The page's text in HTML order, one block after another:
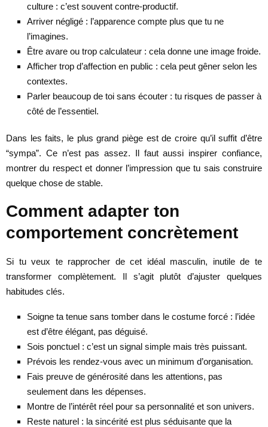
culture : c’est souvent contre-productif.
Arriver négligé : l’apparence compte plus que tu ne
l’imagines.
Être avare ou trop calculateur : cela donne une image froide.
Afficher trop d’affection en public : cela peut gêner selon les
contextes.
Parler beaucoup de toi sans écouter : tu risques de passer à
côté de l’essentiel.
Dans les faits, le plus grand piège est de croire qu’il suffit d’être
“sympa”. Ce n’est pas assez. Il faut aussi inspirer confiance,
montrer du respect et donner l’impression que tu sais construire
quelque chose de stable.
Comment adapter ton
comportement concrètement
Si tu veux te rapprocher de cet idéal masculin, inutile de te
transformer complètement. Il s’agit plutôt d’ajuster quelques
habitudes clés.
Soigne ta tenue sans tomber dans le costume forcé : l’idée
est d’être élégant, pas déguisé.
Sois ponctuel : c’est un signal simple mais très puissant.
Prévois les rendez-vous avec un minimum d’organisation.
Fais preuve de générosité dans les attentions, pas
seulement dans les dépenses.
Montre de l’intérêt réel pour sa personnalité et son univers.
Reste naturel : la sincérité est plus séduisante que la